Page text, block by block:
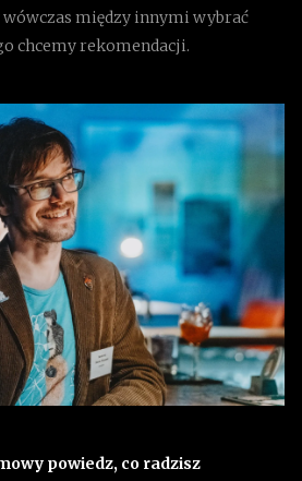
między innymi wybrać
chcemy rekomendacji.
powiedz, co radzisz